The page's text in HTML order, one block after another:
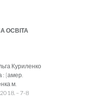
ОСВІТА
Куриленко
: [амер.
м.
– 7-8